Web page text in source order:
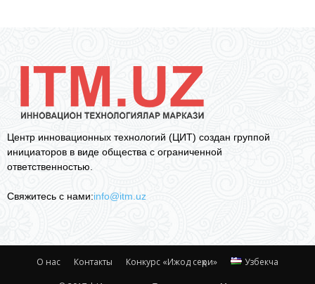
Центр инновационных технологий (ЦИТ) создан группой
инициаторов в виде общества с ограниченной
ответственностью.
Свяжитесь с нами:info@itm.uz
О нас Контакты Конкурс «Ижод сеҳри» Узбекча